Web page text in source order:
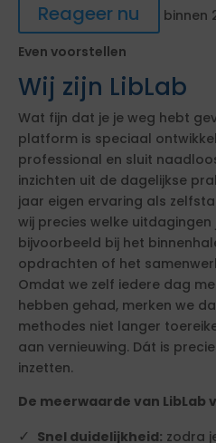
Reageer nu
binnen
Even voorstellen
Wij zijn LibLab
Wat fijn dat je je weg hebt
platform is speciaal
professional en sluit
inzichten uit de dagelijkse
jaar eigen ervaring als
wij precies welke
bijvoorbeeld bij het
opdrachten of het
Omdat we zelf iedere dag
hebben gehad, merken we
methodes niet langer
aan vernieuwing. Dát is
inzetten.
De meerwaarde van
Snel duidelijkheid: zodra